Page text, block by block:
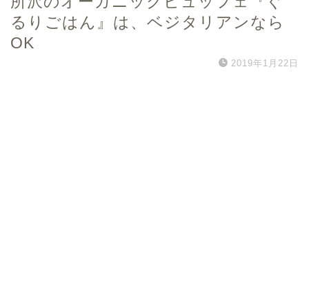
るりごはん』は、ベジタリアンなら
OK
2019年1月22日